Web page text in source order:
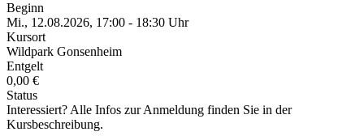
Beginn
Mi., 12.08.2026, 17:00 - 18:30 Uhr
Kursort
Wildpark Gonsenheim
Entgelt
0,00 €
Status
Interessiert? Alle Infos zur Anmeldung finden Sie in der
Kursbeschreibung.